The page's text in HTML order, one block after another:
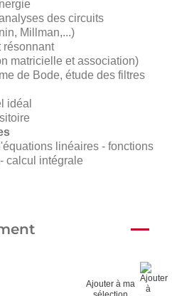
des circuits
Millman,...)
résonnant
matricielle et association)
de Bode, étude des filtres
idéal
linéaires - fonctions
calcul intégrale
Ajouter à ma